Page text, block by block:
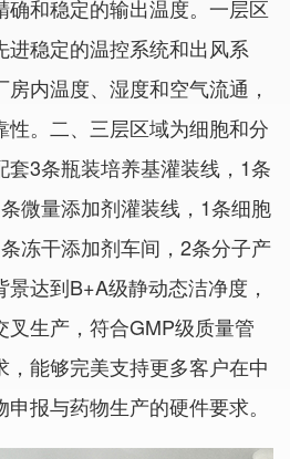
和稳定的输出温度。 一层区
稳定的温控系统和出风系
内温度、湿度和空气流通，
。 二、三层区域为细胞和分
3条瓶装培养基灌装线，1条
微量添加剂灌装线，1条细胞
冻干添加剂车间，2条分子产
达到B+A级静动态洁净度，
生产，符合GMP级质量管
能够完美支持更多客户在中
报与药物生产的硬件要求。